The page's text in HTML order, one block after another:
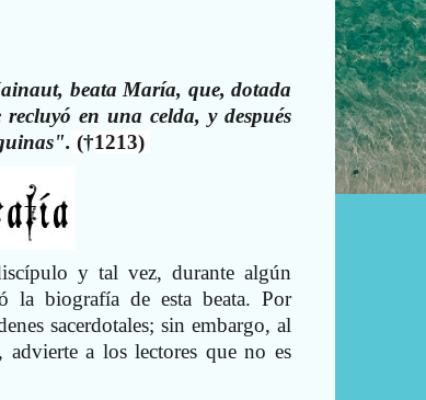
beata María, que, dotada
en una celda, y después
(†1213)
y tal vez, durante algún
la biografía de esta beata. Por
sacerdotales; sin embargo, al
a los lectores que no es